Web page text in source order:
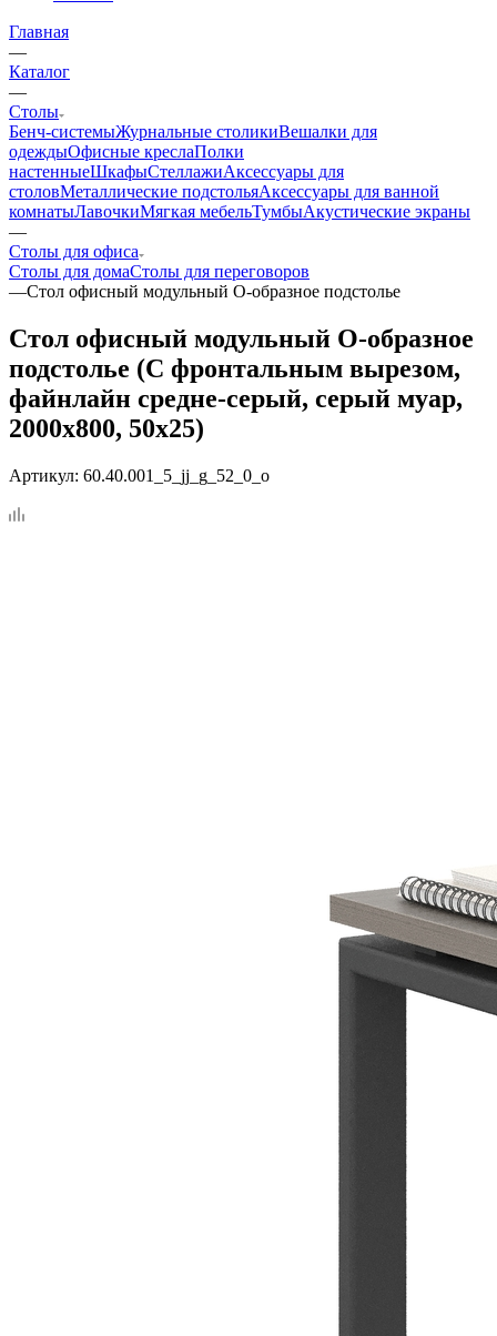
Главная
—
Каталог
—
Столы
Бенч-системыЖурнальные столикиВешалки для
одеждыОфисные креслаПолки
настенныеШкафыСтеллажиАксессуары для
столовМеталлические подстольяАксессуары для ванной
комнатыЛавочкиМягкая мебельТумбыАкустические экраны
—
Столы для офиса
Столы для домаСтолы для переговоров
—Стол офисный модульный О-образное подстолье
Стол офисный модульный О-образное
подстолье (С фронтальным вырезом,
файнлайн средне-серый, серый муар,
2000x800, 50x25)
Артикул: 60.40.001_5_jj_g_52_0_o